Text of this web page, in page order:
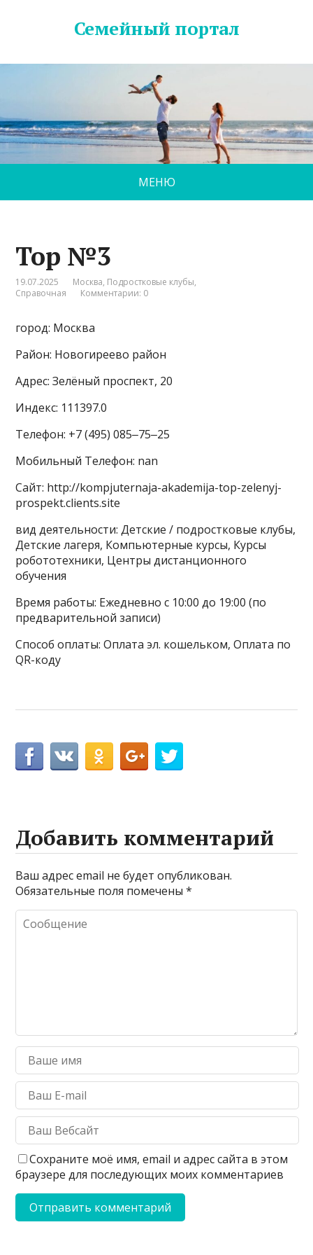
Семейный портал
МЕНЮ
Top №3
19.07.2025 Москва, Подростковые клубы,
Справочная
Комментарии: 0
город: Москва
Район: Новогиреево район
Адрес: Зелёный проспект, 20
Индекс: 111397.0
Телефон: +7 (495) 085‒75‒25
Мобильный Телефон: nan
Сайт: http://kompjuternaja-akademija-top-zelenyj-
prospekt.clients.site
вид деятельности: Детские / подростковые клубы,
Детские лагеря, Компьютерные курсы, Курсы
робототехники, Центры дистанционного
обучения
Время работы: Ежедневно с 10:00 до 19:00 (по
предварительной записи)
Способ оплаты: Оплата эл. кошельком, Оплата по
QR-коду
Добавить комментарий
Ваш адрес email не будет опубликован.
Обязательные поля помечены*
Сохраните моё имя, email и адрес сайта в этом
браузере для последующих моих комментариев